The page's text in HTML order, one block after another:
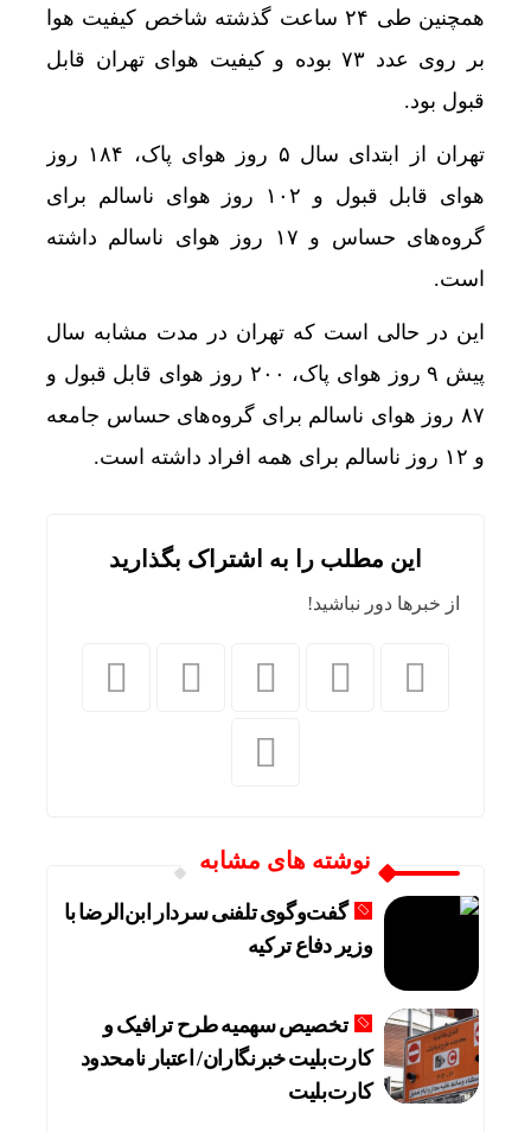
همچنین طی ۲۴ ساعت گذشته شاخص کیفیت هوا
بر روی عدد ۷۳ بوده و کیفیت هوای تهران قابل
قبول بود.
تهران از ابتدای سال ۵ روز هوای پاک، ۱۸۴ روز
هوای قابل قبول و ۱۰۲ روز هوای ناسالم برای
گروه‌های حساس و ۱۷ روز هوای ناسالم داشته
است.
این در حالی است که تهران در مدت مشابه سال
پیش ۹ روز هوای پاک، ۲۰۰ روز هوای قابل قبول و
۸۷ روز هوای ناسالم برای گروه‌های حساس جامعه
و ۱۲ روز ناسالم برای همه افراد داشته است.
این مطلب را به اشتراک بگذارید
از خبرها دور نباشید!
نوشته های مشابه
گفت‌وگوی تلفنی سردار ابن‌الرضا با
وزیر دفاع ترکیه
تخصیص سهمیه طرح ترافیک و
کارت‌بلیت خبرنگاران/ اعتبار نامحدود
کارت‌بلیت